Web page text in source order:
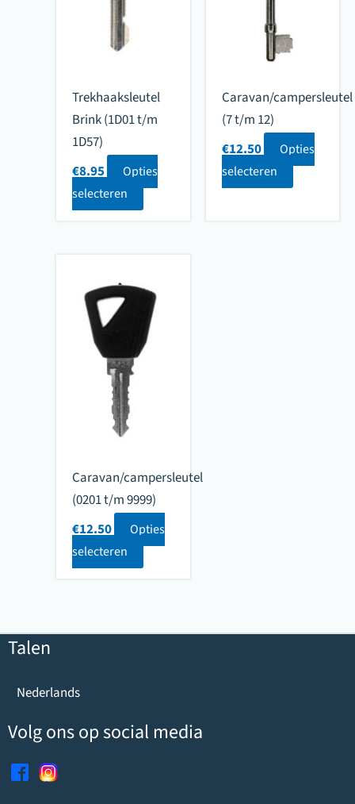
Trekhaaksleutel
Brink (1D01 t/m
1D57)
€8.95
Opties
selecteren
Caravan/campersleutel
(7 t/m 12)
€12.50
Opties
selecteren
Caravan/campersleutel
(0201 t/m 9999)
€12.50
Opties
selecteren
Talen
Nederlands
Volg ons op social media